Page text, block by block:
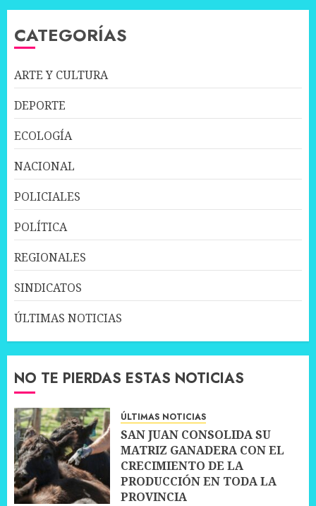
CATEGORÍAS
ARTE Y CULTURA
DEPORTE
ECOLOGÍA
NACIONAL
POLICIALES
POLÍTICA
REGIONALES
SINDICATOS
ÚLTIMAS NOTICIAS
NO TE PIERDAS ESTAS NOTICIAS
ÚLTIMAS NOTICIAS
SAN JUAN CONSOLIDA SU
MATRIZ GANADERA CON EL
CRECIMIENTO DE LA
PRODUCCIÓN EN TODA LA
PROVINCIA